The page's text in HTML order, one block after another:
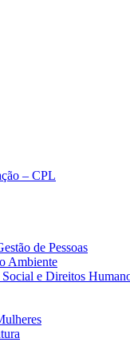
– CPL
de Pessoas
Ambiente
e Direitos